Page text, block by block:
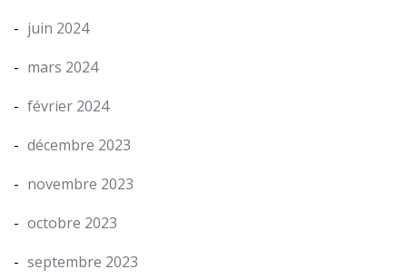
juin 2024
mars 2024
février 2024
décembre 2023
novembre 2023
octobre 2023
septembre 2023